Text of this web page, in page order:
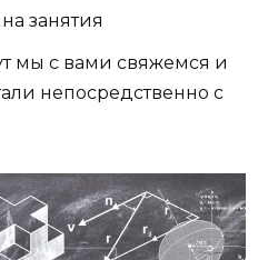
занятия
мы с вами свяжемся и
непосредственно с